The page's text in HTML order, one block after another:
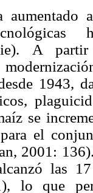
aumentado
A
1943,
se
el
2001:
las
lo que